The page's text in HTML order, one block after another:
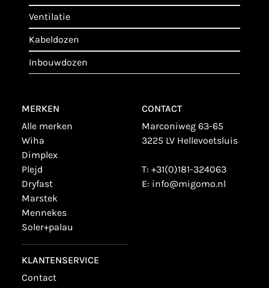
ventilatie
kabeldozen
inbouwdozen
MERKEN
alle merken
wiha
dimplex
plejd
dryfast
marstek
mennekes
soler+palau
KLANTENSERVICE
contact
CONTACT
Marconiweg 63-65
3225 LV Hellevoetsluis
T: +31(0)181-324063
E: info@migomo.nl